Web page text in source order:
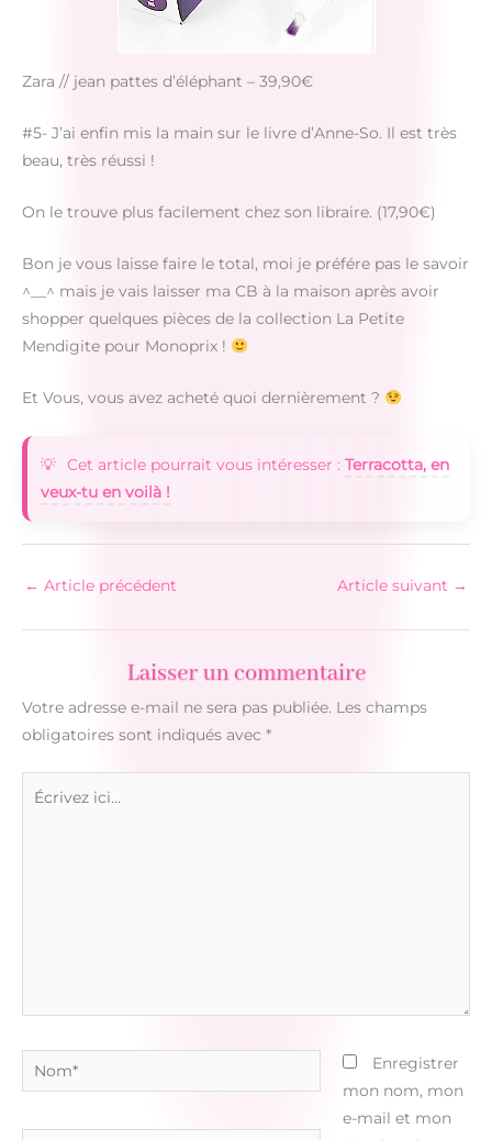
Zara // jean pattes d’éléphant – 39,90€
#5- J’ai enfin mis la main sur le livre d’Anne-So. Il est très
beau, très réussi !
On le trouve plus facilement chez son libraire. (17,90€)
Bon je vous laisse faire le total, moi je préfére pas le savoir
^__^ mais je vais laisser ma CB à la maison après avoir
shopper quelques pièces de la collection La Petite
Mendigite pour Monoprix !
Et Vous, vous avez acheté quoi dernièrement ?
Cet article pourrait vous intéresser : Terracotta, en
veux-tu en voilà !
← Article précédent Article suivant →
Laisser un commentaire
Votre adresse e-mail ne sera pas publiée. Les champs
obligatoires sont indiqués avec *
Nom*
Enregistrer
mon nom, mon
e-mail et mon